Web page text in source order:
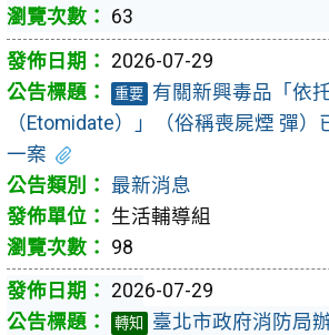
63
2026-07-29
重要 有關新興毒品「依
（Etomidate）」（俗稱喪屍煙 彈
一案
最新消息
生活輔導組
98
2026-07-29
轉知
臺北市政府消防局